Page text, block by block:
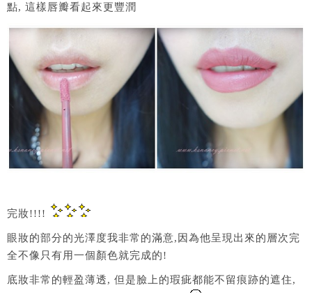
點, 這樣唇瓣看起來更豐潤
完妝!!!!
眼妝的部分的光澤度我非常的滿意,因為他呈現出來的層次完
全不像只有用一個顏色就完成的!
底妝非常的輕盈薄透, 但是臉上的瑕疵都能不留痕跡的遮住,